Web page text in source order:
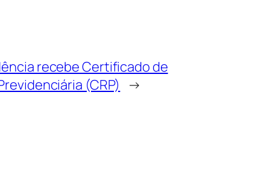
recebe Certificado de
(CRP)
→